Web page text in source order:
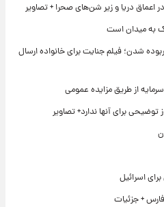
دریا و زیر شن‌های صحرا + تصاویر
به میدان است
شدن؛ فیلم جنایت برای خانواده ارسال
از طریق مزایده عمومی
اسرائیل
+ جزئیات